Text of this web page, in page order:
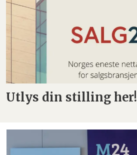
Utlys din stilling her!